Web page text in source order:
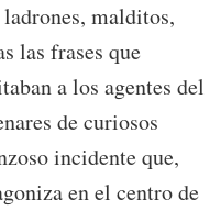
malditos,
las frases que
a los agentes del
de curiosos
incidente que,
en el centro de